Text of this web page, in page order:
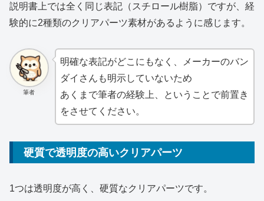
説明書上では全く同じ表記（スチロール樹脂）ですが、経
験的に2種類のクリアパーツ素材があるように感じます。
筆者
明確な表記がどこにもなく、メーカーのバン
ダイさんも明示していないため
あくまで筆者の経験上、ということで前置き
をさせてください。
硬質で透明度の高いクリアパーツ
1つは透明度が高く、硬質なクリアパーツです。